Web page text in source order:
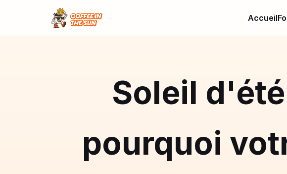
Accueil
Soleil
pourquoi